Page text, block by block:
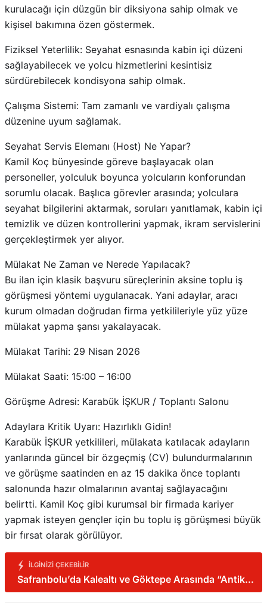
kurulacağı için düzgün bir diksiyona sahip olmak ve
kişisel bakımına özen göstermek.
Fiziksel Yeterlilik: Seyahat esnasında kabin içi düzeni
sağlayabilecek ve yolcu hizmetlerini kesintisiz
sürdürebilecek kondisyona sahip olmak.
Çalışma Sistemi: Tam zamanlı ve vardiyalı çalışma
düzenine uyum sağlamak.
Seyahat Servis Elemanı (Host) Ne Yapar?
Kamil Koç bünyesinde göreve başlayacak olan
personeller, yolculuk boyunca yolcuların konforundan
sorumlu olacak. Başlıca görevler arasında; yolculara
seyahat bilgilerini aktarmak, soruları yanıtlamak, kabin içi
temizlik ve düzen kontrollerini yapmak, ikram servislerini
gerçekleştirmek yer alıyor.
Mülakat Ne Zaman ve Nerede Yapılacak?
Bu ilan için klasik başvuru süreçlerinin aksine toplu iş
görüşmesi yöntemi uygulanacak. Yani adaylar, aracı
kurum olmadan doğrudan firma yetkilileriyle yüz yüze
mülakat yapma şansı yakalayacak.
Mülakat Tarihi: 29 Nisan 2026
Mülakat Saati: 15:00 – 16:00
Görüşme Adresi: Karabük İŞKUR / Toplantı Salonu
Adaylara Kritik Uyarı: Hazırlıklı Gidin!
Karabük İŞKUR yetkilileri, mülakata katılacak adayların
yanlarında güncel bir özgeçmiş (CV) bulundurmalarının
ve görüşme saatinden en az 15 dakika önce toplantı
salonunda hazır olmalarının avantaj sağlayacağını
belirtti. Kamil Koç gibi kurumsal bir firmada kariyer
yapmak isteyen gençler için bu toplu iş görüşmesi büyük
bir fırsat olarak görülüyor.
İLGINIZI ÇEKEBILIR
Safranbolu’da Kalealtı ve Göktepe Arasında “Antik
Rota”